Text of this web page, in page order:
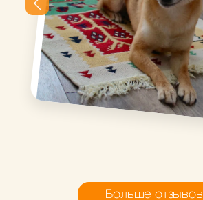
Миниковрик Березки
Миниковрик Березки
Больше отзывов